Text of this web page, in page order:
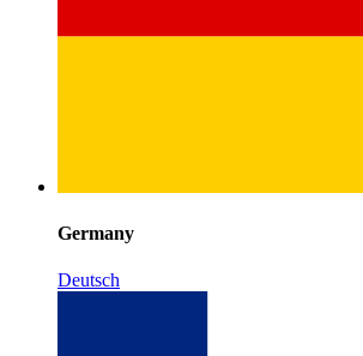
Germany
Deutsch